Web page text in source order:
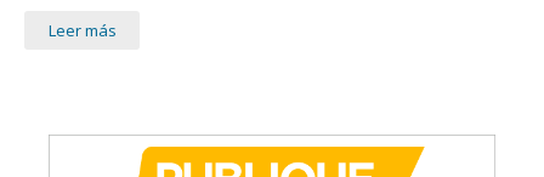
Leer más